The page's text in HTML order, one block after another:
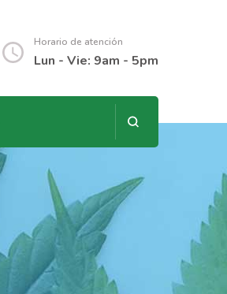
Horario de atención
Lun - Vie: 9am - 5pm